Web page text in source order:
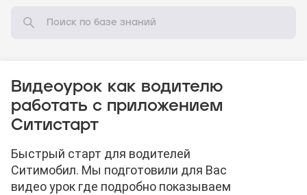
Видеоурок как водителю
работать с приложением
Ситистарт
Быстрый старт для водителей
Ситимобил. Мы подготовили для Вас
видео урок где подробно показываем